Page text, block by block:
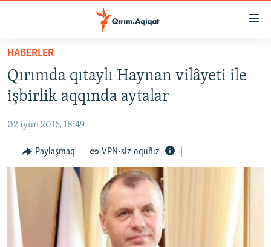
Esas
qaytmaq
Baş
navigatsiyağa
qaytmaq
qaytmaq
HABERLER
SİYASET
İQTİSADİYAT
CEMİYET
MEDENİYET
İNSAN AQLARI
VİDEO
SÜRET
BLOGLAR
HABERLER
Qırımda qıtaylı Haynan vilâyeti ile
işbirlik aqqında aytalar
02 iyün 2016, 18:49
Paylaşmaq VPN-siz oquñız